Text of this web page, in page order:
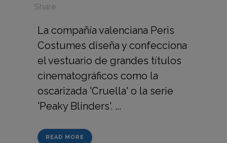
Share
La compañía valenciana Peris
Costumes diseña y confecciona
el vestuario de grandes títulos
cinematográficos como la
oscarizada 'Cruella' o la serie
'Peaky Blinders'. ...
READ MORE